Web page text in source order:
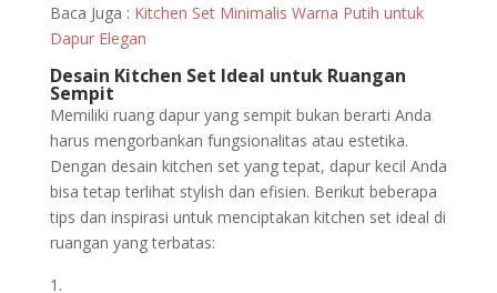
Baca Juga : Kitchen Set Minimalis Warna Putih untuk
Dapur Elegan
Desain Kitchen Set Ideal untuk Ruangan
Sempit
Memiliki ruang dapur yang sempit bukan berarti Anda
harus mengorbankan fungsionalitas atau estetika.
Dengan desain kitchen set yang tepat, dapur kecil Anda
bisa tetap terlihat stylish dan efisien. Berikut beberapa
tips dan inspirasi untuk menciptakan kitchen set ideal di
ruangan yang terbatas: